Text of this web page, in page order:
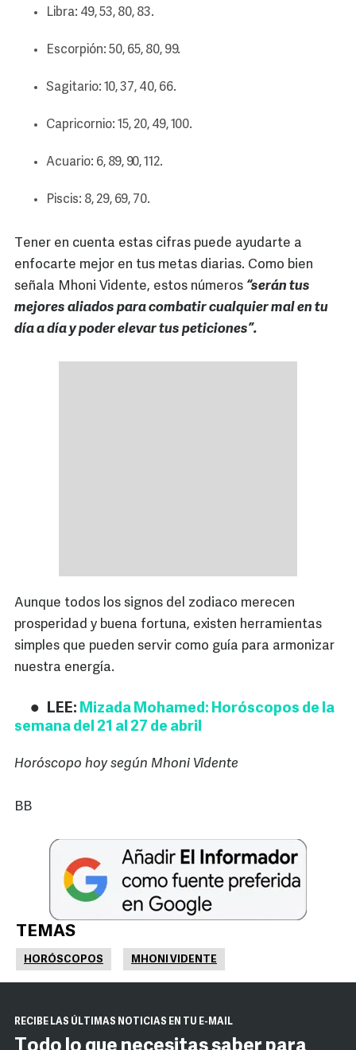
Libra: 49, 53, 80, 83.
Escorpión: 50, 65, 80, 99.
Sagitario: 10, 37, 40, 66.
Capricornio: 15, 20, 49, 100.
Acuario: 6, 89, 90, 112.
Piscis: 8, 29, 69, 70.
Tener en cuenta estas cifras puede ayudarte a
enfocarte mejor en tus metas diarias. Como bien
señala Mhoni Vidente, estos números “serán tus
mejores aliados para combatir cualquier mal en tu
día a día y poder elevar tus peticiones”.
Aunque todos los signos del zodiaco merecen
prosperidad y buena fortuna, existen herramientas
simples que pueden servir como guía para armonizar
nuestra energía.
LEE: Mizada Mohamed: Horóscopos de la
semana del 21 al 27 de abril
Horóscopo hoy según Mhoni Vidente
BB
TEMAS
HORÓSCOPOS MHONI VIDENTE
RECIBE LAS ÚLTIMAS NOTICIAS EN TU E-MAIL